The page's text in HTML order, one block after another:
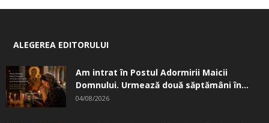
ALEGEREA EDITORULUI
Am intrat în Postul Adormirii Maicii
Domnului. Urmează două săptămâni în...
04/08/2026